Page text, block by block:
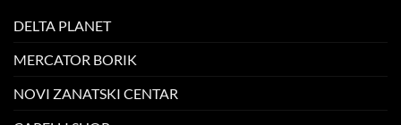
DELTA PLANET
MERCATOR BORIK
NOVI ZANATSKI CENTAR